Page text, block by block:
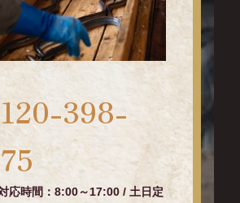
398-
応時間：8:00～17:00 / 土日定